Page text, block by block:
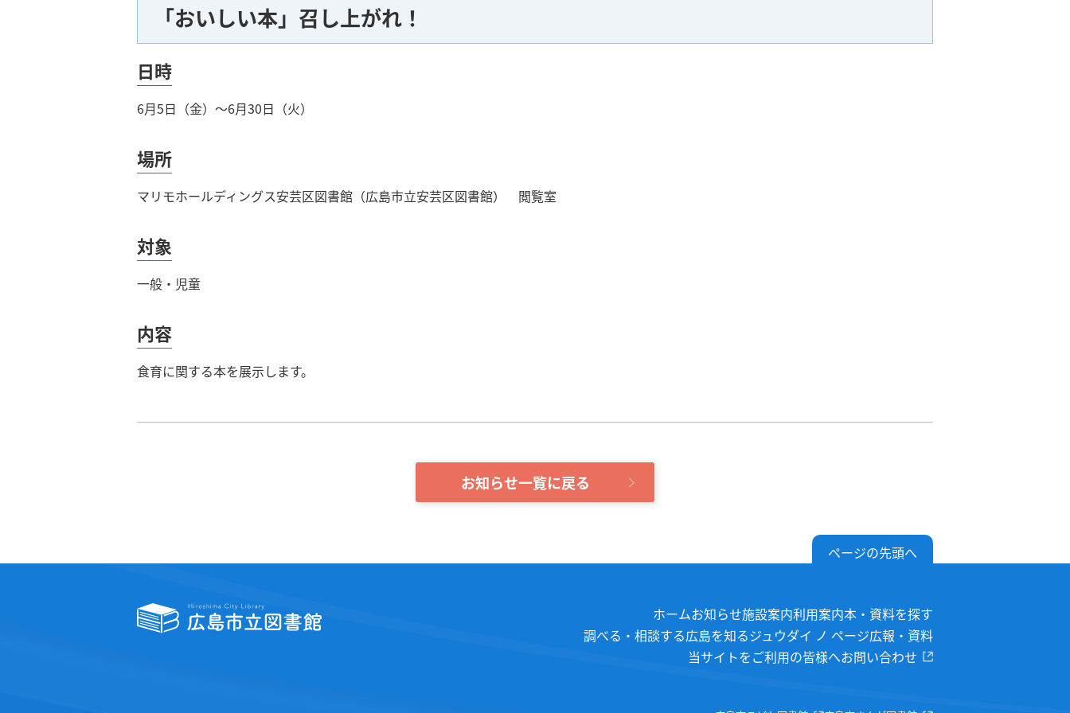
「おいしい本」召し上がれ！
日時
6月5日（金）～6月30日（火）
場所
マリモホールディングス安芸区図書館（広島市立安芸区図書館） 閲覧室
対象
一般・児童
内容
食育に関する本を展示します。
お知らせ一覧に戻る
ページの先頭へ
ホームお知らせ施設案内利用案内本・資料を探す
調べる・相談する広島を知るジュウダイ ノ ページ広報・資料
当サイトをご利用の皆様へお問い合わせ